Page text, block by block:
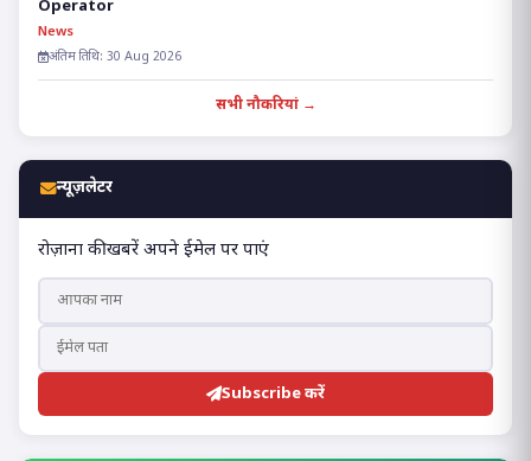
Operator
News
अंतिम तिथि: 30 Aug 2026
सभी नौकरियां →
न्यूज़लेटर
रोज़ाना की खबरें अपने ईमेल पर पाएं
Subscribe करें